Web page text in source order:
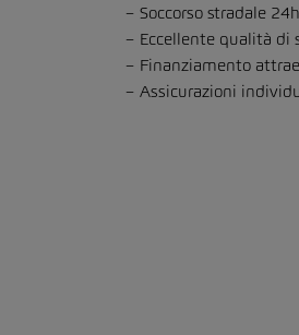
Soccorso stradale 24h
Eccellente qualità di
Finanziamento
Assicurazioni